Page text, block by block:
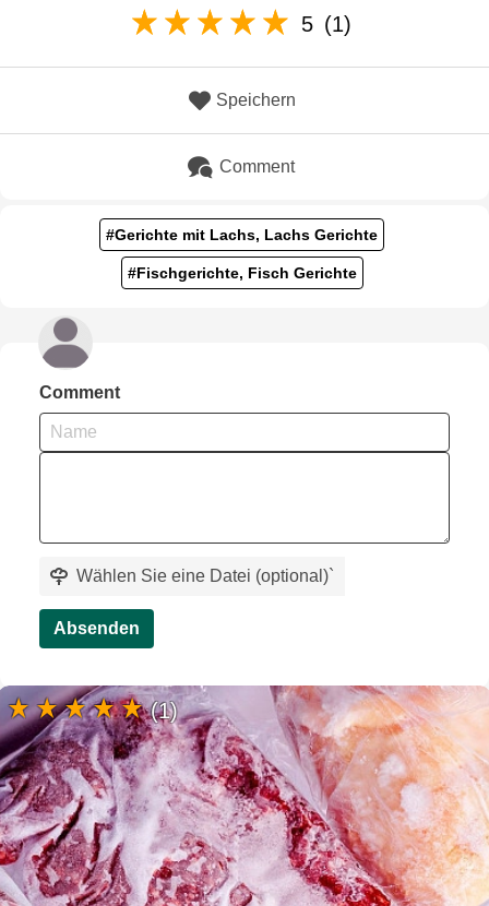
5 (1)
Speichern
Comment
#Gerichte mit Lachs, Lachs Gerichte
#Fischgerichte, Fisch Gerichte
Comment
Wählen Sie eine Datei (optional)`
Absenden
(1)